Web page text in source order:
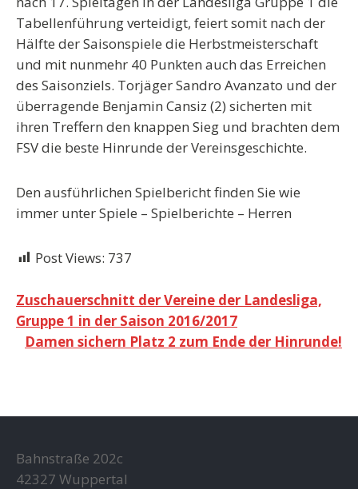
Tabellenführung verteidigt, feiert somit nach der
Hälfte der Saisonspiele die Herbstmeisterschaft
und mit nunmehr 40 Punkten auch das Erreichen
des Saisonziels. Torjäger Sandro Avanzato und der
überragende Benjamin Cansiz (2) sicherten mit
ihren Treffern den knappen Sieg und brachten dem
FSV die beste Hinrunde der Vereinsgeschichte.
Den ausführlichen Spielbericht finden Sie wie
immer unter Spiele – Spielberichte – Herren
Post Views: 737
Beitragsnavigation
Zuschauerschnitt der Vereine der Landesliga,
Gruppe 1 in der Saison 2016/2017
Damen sichern Platz 2 zum Ende der Hinrunde!
Bahnstraße 202c
42327 Wuppertal